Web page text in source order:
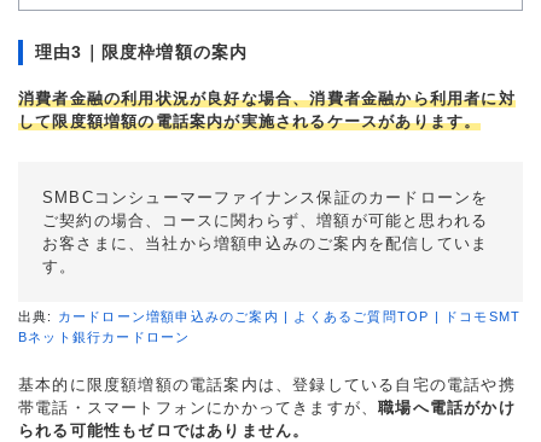
理由3｜限度枠増額の案内
消費者金融の利用状況が良好な場合、消費者金融から利用者に対
して限度額増額の電話案内が実施されるケースがあります。
SMBCコンシューマーファイナンス保証のカードローンを
ご契約の場合、コースに関わらず、増額が可能と思われる
お客さまに、当社から増額申込みのご案内を配信していま
す。
出典: カードローン増額申込みのご案内 | よくあるご質問TOP | ドコモSMT
Bネット銀行カードローン
基本的に限度額増額の電話案内は、登録している自宅の電話や携
帯電話・スマートフォンにかかってきますが、職場へ電話がかけ
られる可能性もゼロではありません。